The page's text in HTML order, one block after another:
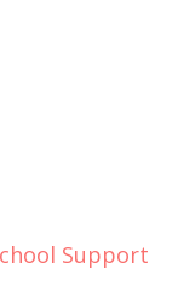
Support